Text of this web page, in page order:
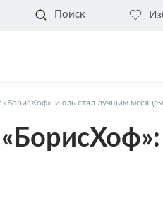
Поиск
«БорисХоф»: июль стал лучшим